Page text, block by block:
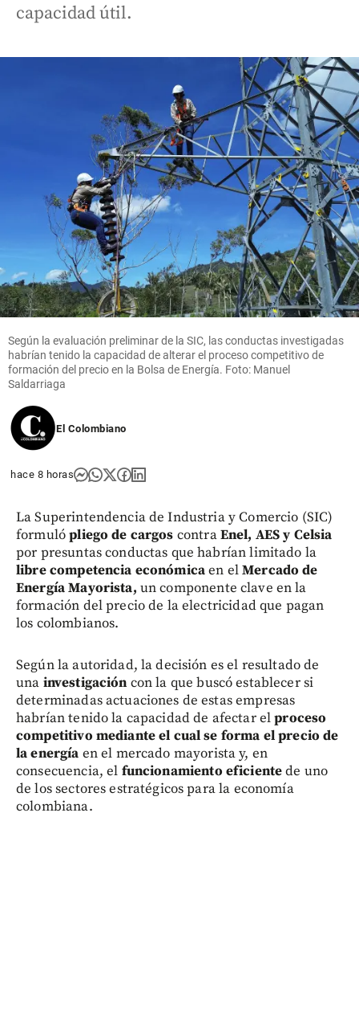
capacidad útil.
Según la evaluación preliminar de la SIC, las conductas investigadas
habrían tenido la capacidad de alterar el proceso competitivo de
formación del precio en la Bolsa de Energía. Foto: Manuel
Saldarriaga
El Colombiano
hace 8 horas
La Superintendencia de Industria y Comercio (SIC)
formulópliego de cargos contraEnel, AES y Celsia
por presuntas conductas que habrían limitado la
libre competencia económicaen elMercado de
Energía Mayorista, un componente clave en la
formación del precio de la electricidad que pagan
los colombianos.
Según la autoridad, la decisión es el resultado de
una investigación con la que buscó establecer si
determinadas actuaciones de estas empresas
habrían tenido la capacidad de afectar elproceso
competitivo mediante el cual se forma el precio de
la energía en el mercado mayorista y, en
consecuencia, el funcionamiento eficientede uno
de los sectores estratégicos para la economía
colombiana.